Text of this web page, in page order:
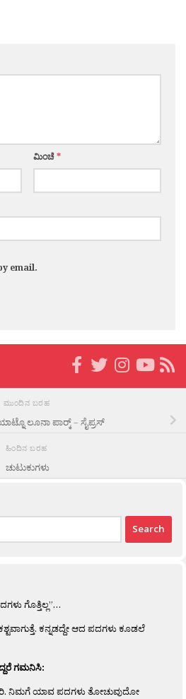
ಮಿಂಚೆ*
email.
ಮುಂದಿನ ಬರಹ
ಲೂನಾ ಪಾರ‍್ಕ್ – ಸೈಪ್ರಸ್
ಹಿಂದಿನ ಬರಹ
ಚುಟುಕುಗಳು
ಗೊತ್ತಿಲ್ಲ”…
ಕನ್ನಡದ್ದೇ ಆದ ಪದಗಳು ಕೂಡಲೆ
ಗಮನಿಸಿ:
ನಿಮಗೆ ಯಾವ ಪದಗಳು ತೋಚುವುದೋ